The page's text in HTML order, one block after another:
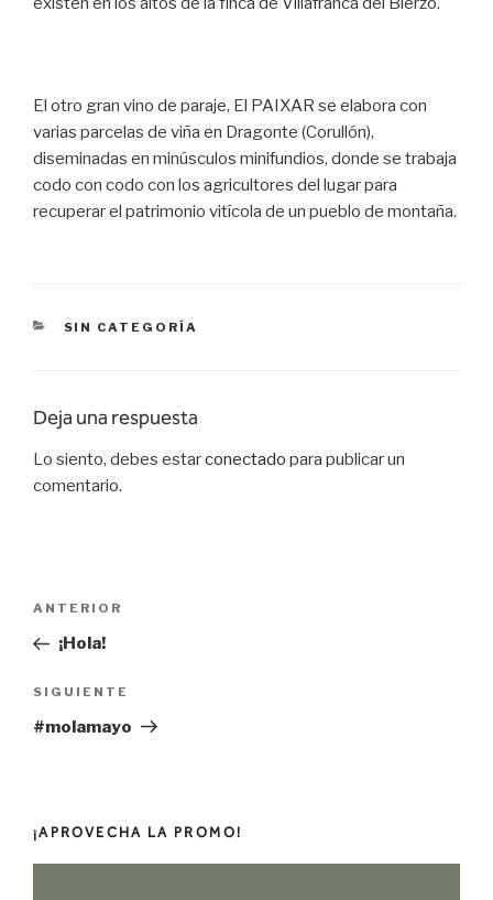
El otro gran vino de paraje, El PAIXAR se elabora con
varias parcelas de viña en Dragonte (Corullón),
diseminadas en minúsculos minifundios, donde se trabaja
codo con codo con los agricultores del lugar para
recuperar el patrimonio vitícola de un pueblo de montaña.
CATEGORÍAS
SIN CATEGORÍA
Deja una respuesta
Lo siento, debes estarconectado para publicar un
comentario.
entradas
Entrada
anterior:
ANTERIOR
¡Hola!
Siguiente
entrada
SIGUIENTE
#molamayo
¡APROVECHA LA PROMO!